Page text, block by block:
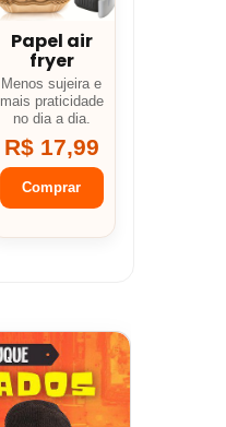
Papel air
fryer
Menos sujeira e
mais praticidade
no dia a dia.
R$ 17,99
Comprar